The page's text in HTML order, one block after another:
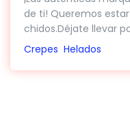
de ti! Queremos
chidos.Déjate llevar
Crepes Helados